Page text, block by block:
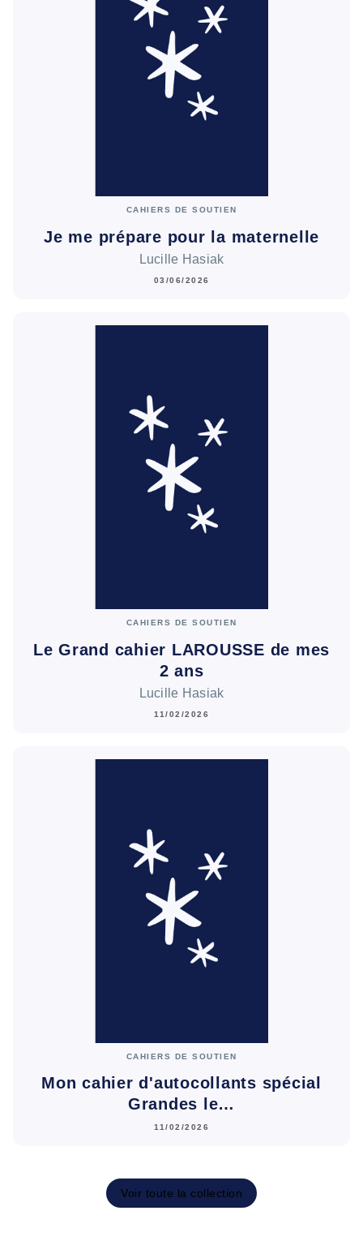
CAHIERS DE SOUTIEN
Je me prépare pour la maternelle
Lucille Hasiak
03/06/2026
CAHIERS DE SOUTIEN
Le Grand cahier LAROUSSE de mes
2 ans
Lucille Hasiak
11/02/2026
CAHIERS DE SOUTIEN
Mon cahier d'autocollants spécial
Grandes le…
11/02/2026
Voir toute la collection